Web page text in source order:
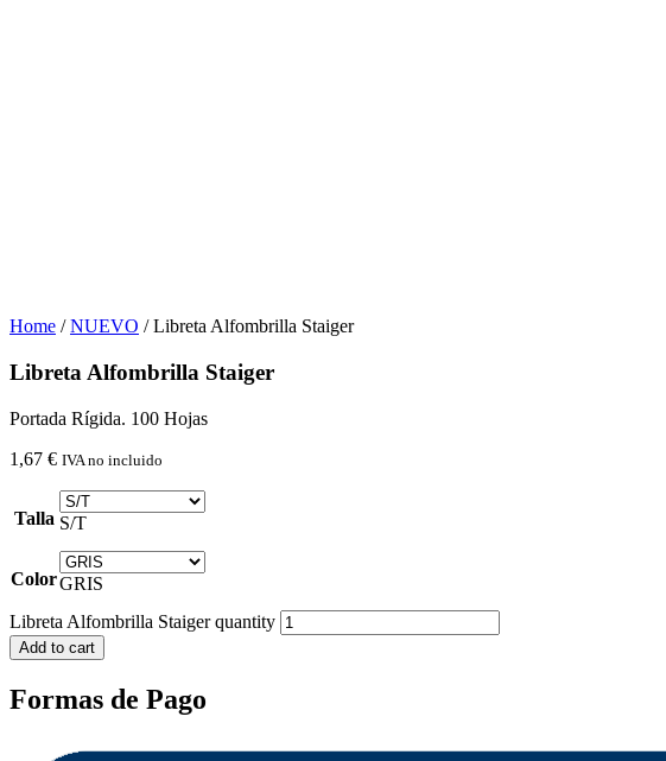
Home /NUEVO / Libreta Alfombrilla Staiger
Libreta Alfombrilla Staiger
Portada Rígida. 100 Hojas
1,67 € IVA no incluido
Talla S/T
ColorGRIS
Libreta Alfombrilla Staiger quantity
Add to cart
Formas de Pago